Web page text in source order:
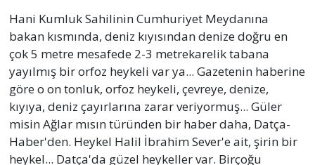
Hani Kumluk Sahilinin Cumhuriyet Meydanına
bakan kısmında, deniz kıyısından denize doğru en
çok 5 metre mesafede 2-3 metrekarelik tabana
yayılmış bir orfoz heykeli var ya... Gazetenin haberine
göre o on tonluk, orfoz heykeli, çevreye, denize,
kıyıya, deniz çayırlarına zarar veriyormuş... Güler
misin Ağlar mısın türünden bir haber daha, Datça-
Haber'den. Heykel Halil İbrahim Sever'e ait, şirin bir
heykel... Datça'da güzel heykeller var. Birçoğu